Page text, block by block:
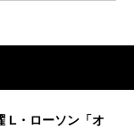
L・ローソン「オ